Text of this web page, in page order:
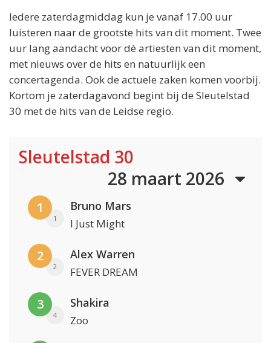
Iedere zaterdagmiddag kun je vanaf 17.00 uur
luisteren naar de grootste hits van dit moment. Twee
uur lang aandacht voor dé artiesten van dit moment,
met nieuws over de hits en natuurlijk een
concertagenda. Ook de actuele zaken komen voorbij.
Kortom je zaterdagavond begint bij de Sleutelstad
30 met de hits van de Leidse regio.
Sleutelstad 30
28 maart 2026
1
1
Bruno Mars
I Just Might
2
2
Alex Warren
FEVER DREAM
3
4
Shakira
Zoo